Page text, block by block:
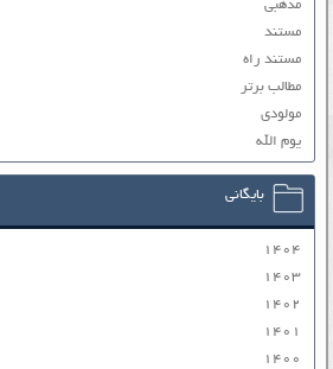
مذهبی
مستند
مستند راه
مطالب برتر
مولودی
یوم الله
بایگانی
۱۴۰۴
۱۴۰۳
۱۴۰۲
۱۴۰۱
۱۴۰۰